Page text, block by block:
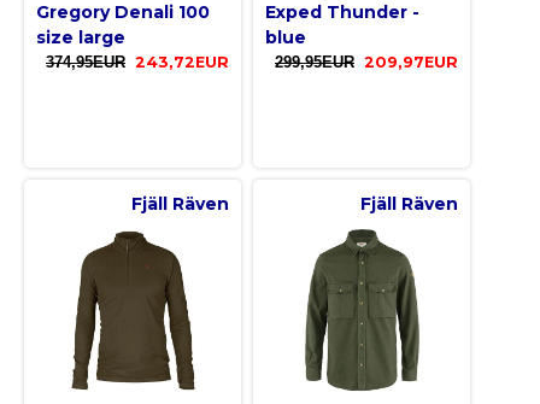
Gregory Denali 100
size large
374,95EUR 243,72EUR
Exped Thunder -
blue
299,95EUR 209,97EUR
Fjäll Räven Fjäll Räven